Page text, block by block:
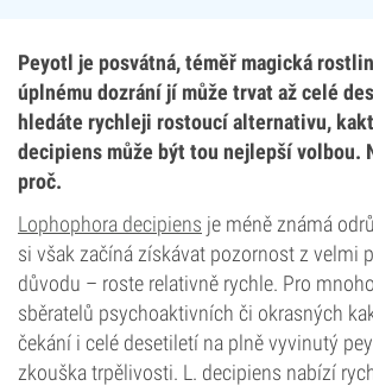
Peyotl je posvátná, téměř magická
úplnému dozrání jí může trvat až celé
hledáte rychleji rostoucí alternativu,
decipiens může být tou nejlepší volbou.
proč.
Lophophora decipiens je méně známá
si však začíná získávat pozornost z velmi
důvodu – roste relativně rychle. Pro
sběratelů psychoaktivních či okrasných
čekání i celé desetiletí na plně vyvinutý
zkouška trpělivosti. L. decipiens nabízí